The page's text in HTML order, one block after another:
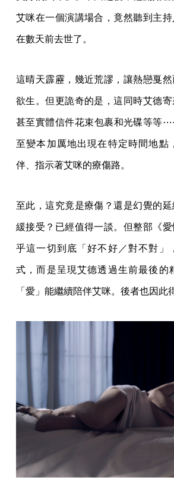
艾咪在一個演講場合，竟然聽到主
在數天前去世了。
這晴天霹靂，幾近荒謬，讓熱戀戛
欲生。但更詭奇的是，這同時艾德寄
甚至實體信件花束包裹和光碟等等
至變本加厲地出現在特定時間地點
伴、指示著艾咪的療傷路。
至此，這究竟是療傷？還是幻覺的
緩接受？已經值得一談。但整部《
乎這一切到底「好不好／對不對」
式，而是呈現艾德透過生前最後的
「愛」能繼續陪伴艾咪。後者也因此